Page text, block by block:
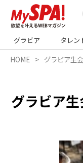
グラビア タレン
HOME グラビア生
グラビア